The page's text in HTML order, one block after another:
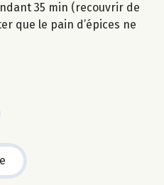
35 min (recouvrir de
que le pain d’épices ne